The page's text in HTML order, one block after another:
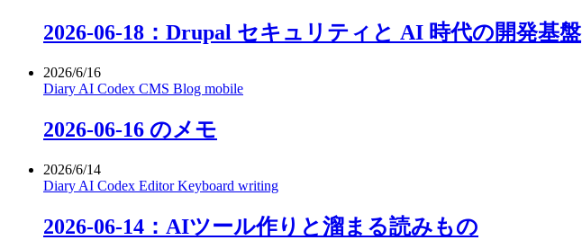
2026-06-18：Drupal セキュリティと AI 時代の開発基盤
2026/6/16
Diary AI Codex CMS Blog mobile
2026-06-16 のメモ
2026/6/14
Diary AI Codex EditorKeyboard writing
2026-06-14：AIツール作りと溜まる読みもの